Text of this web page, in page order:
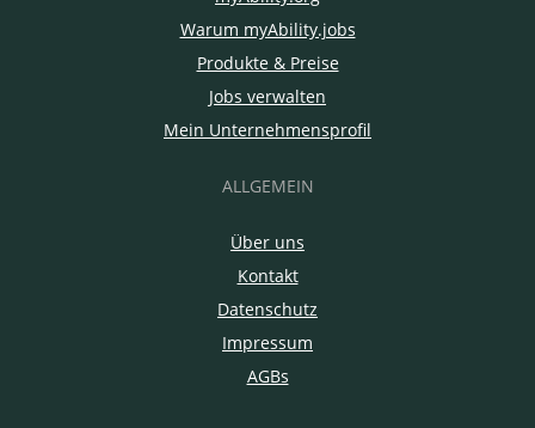
Warum myAbility.jobs
Produkte & Preise
Jobs verwalten
Mein Unternehmensprofil
ALLGEMEIN
Über uns
Kontakt
Datenschutz
Impressum
AGBs